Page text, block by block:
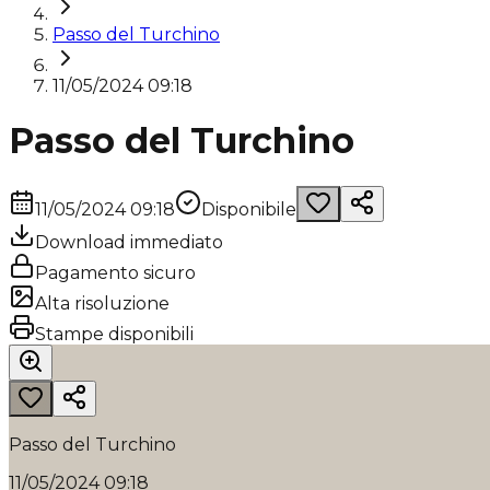
Passo del Turchino
11/05/2024 09:18
Passo del Turchino
11/05/2024 09:18
Disponibile
Download immediato
Pagamento sicuro
Alta risoluzione
Stampe disponibili
Passo del Turchino
11/05/2024 09:18